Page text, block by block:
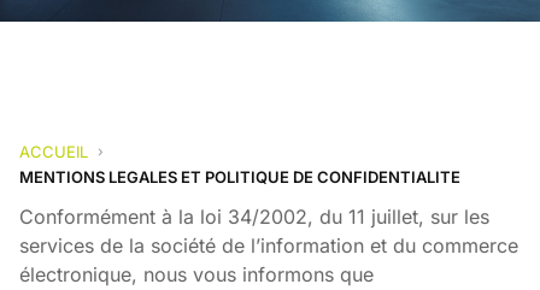
ACCUEIL ›
MENTIONS LEGALES ET POLITIQUE DE CONFIDENTIALITE
Conformément à la loi 34/2002, du 11 juillet, sur les
services de la société de l’information et du commerce
électronique, nous vous informons que